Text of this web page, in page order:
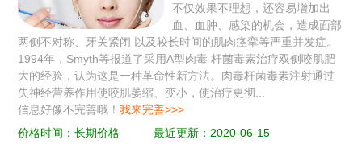
不仅效果不理想，还容易增加出
血、血肿、感染的机会，造成面部
两侧不对称、牙关紧闭 以及较长时间的肌肉痉挛等严重并发症。
1994年，Smyth等报道了采用A型肉毒 杆菌毒素治疗双侧咬肌肥
大的经验，认为这是一种革命性新方法。肉毒杆菌毒素注射通过
失神经营养作用使咬肌萎缩、变小，使治疗更彻...
信息好像不完善哦！我来完善>>>
价格时间：长期价格
最近更新：2020-06-15